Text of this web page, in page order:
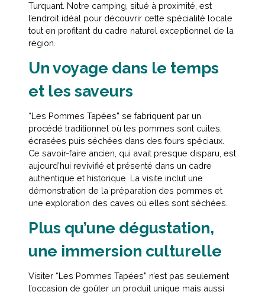
Turquant. Notre camping, situé à proximité, est
l’endroit idéal pour découvrir cette spécialité locale
tout en profitant du cadre naturel exceptionnel de la
région.
Un voyage dans le temps
et les saveurs
“Les Pommes Tapées” se fabriquent par un
procédé traditionnel où les pommes sont cuites,
écrasées puis séchées dans des fours spéciaux.
Ce savoir-faire ancien, qui avait presque disparu, est
aujourd’hui revivifié et présenté dans un cadre
authentique et historique. La visite inclut une
démonstration de la préparation des pommes et
une exploration des caves où elles sont séchées.
Plus qu’une dégustation,
une immersion culturelle
Visiter “Les Pommes Tapées” n’est pas seulement
l’occasion de goûter un produit unique mais aussi